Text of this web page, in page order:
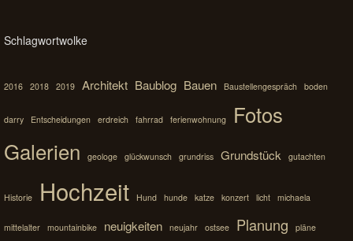
Schlagwortwolke
2016 2018 2019 Architekt Baublog Bauen Baustellengespräch boden
darry Entscheidungen erdreich fahrrad ferienwohnung
Fotos
Galerien
geologe glückwunsch grundriss Grundstück gutachten
Historie Hochzeit Hund hunde katze konzert licht michaela
mittelalter mountainbike neuigkeiten neujahr ostsee Planung
pläne